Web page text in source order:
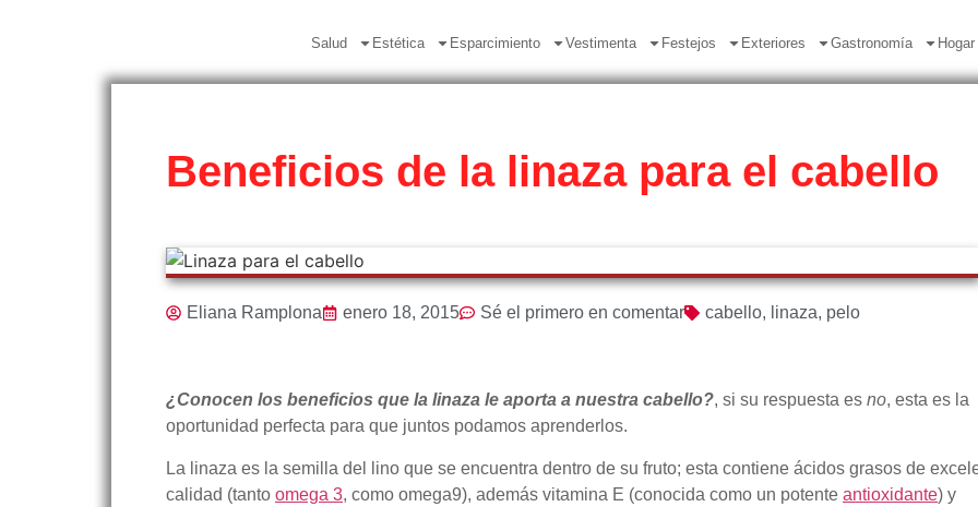
Salud Estética Esparcimiento Vestimenta Festejos Exteriores Gastronomía Hogar
Beneficios de la linaza para el cabello
Eliana Ramplona enero 18, 2015 Sé el primero en comentar cabello, linaza, pelo
¿Conocen los beneficios que la linaza le aporta a nuestra cabello?, si su respuesta es no, esta es la
oportunidad perfecta para que juntos podamos aprenderlos.
La linaza es la semilla del lino que se encuentra dentro de su fruto; esta contiene ácidos grasos de
calidad (tanto omega 3, como omega9), además vitamina E (conocida como un potente antioxidante) y